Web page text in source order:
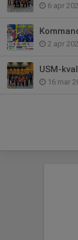
6 apr
2 apr
USM-
16 mar